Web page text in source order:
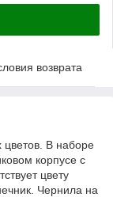
возврата
цветов. В наборе
корпусе с
цвету
Чернила на